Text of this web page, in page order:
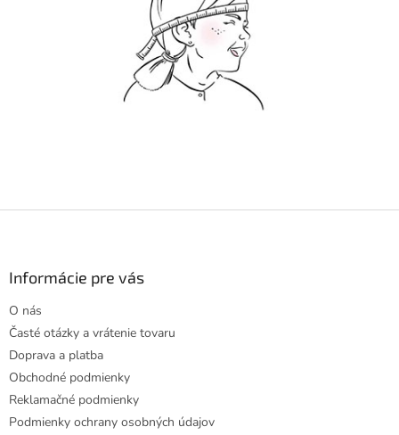
Informácie pre vás
O nás
Časté otázky a vrátenie tovaru
Doprava a platba
Obchodné podmienky
Reklamačné podmienky
Podmienky ochrany osobných údajov